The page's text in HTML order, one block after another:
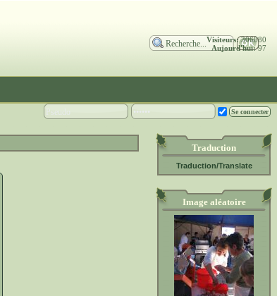
Visiteurs:306880
Aujourd'hui:97
Traduction
Traduction/Translate
Image aléatoire